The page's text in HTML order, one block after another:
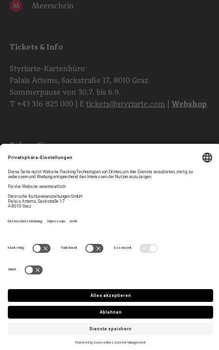
M Meerschein
Tickets & Info
Styriarte-Kartenbüro
Palais Attems, Sackstraße 17, 8010 Graz
Sommerpause von 30.7. bis 6.9.
T +43 316 825 000 | E tickets@styriarte.com Webshop
Folgen Sie uns
Privatsphären-Einstellungen
Newsletter
Kontakt
Jobs
Press/Artist
Impressum
Haltung